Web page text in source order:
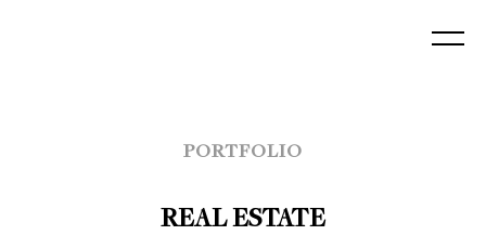
PORTFOLIO
REAL ESTATE